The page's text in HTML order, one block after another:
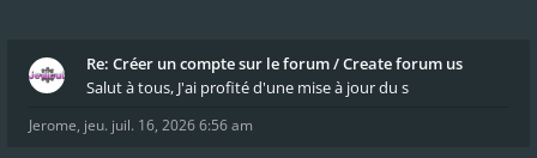
Re: Créer un compte sur le forum / Create forum us
Salut à tous, J'ai profité d'une mise à jour du s
Jerome, jeu. juil. 16, 2026 6:56 am